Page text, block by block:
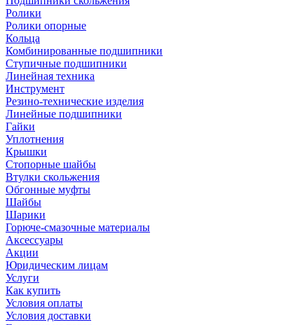
Ролики
Ролики опорные
Кольца
Комбинированные подшипники
Ступичные подшипники
Линейная техника
Инструмент
Резино-технические изделия
Линейные подшипники
Гайки
Уплотнения
Крышки
Стопорные шайбы
Втулки скольжения
Обгонные муфты
Шайбы
Шарики
Горюче-смазочные материалы
Аксессуары
Акции
Юридическим лицам
Услуги
Как купить
Условия оплаты
Условия доставки